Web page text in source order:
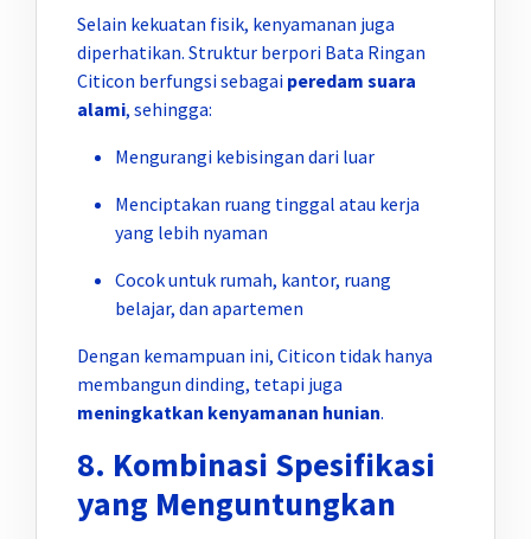
Selain kekuatan fisik, kenyamanan juga
diperhatikan. Struktur berpori Bata Ringan
Citicon berfungsi sebagai peredam suara
alami, sehingga:
Mengurangi kebisingan dari luar
Menciptakan ruang tinggal atau kerja
yang lebih nyaman
Cocok untuk rumah, kantor, ruang
belajar, dan apartemen
Dengan kemampuan ini, Citicon tidak hanya
membangun dinding, tetapi juga
meningkatkan kenyamanan hunian.
8. Kombinasi Spesifikasi
yang Menguntungkan